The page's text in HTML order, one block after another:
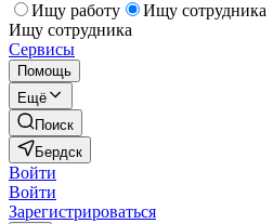
Ищу работу
Ищу сотрудника
Ищу сотрудника
Сервисы
Помощь
Ещё
Поиск
Бердск
Войти
Войти
Зарегистрироваться